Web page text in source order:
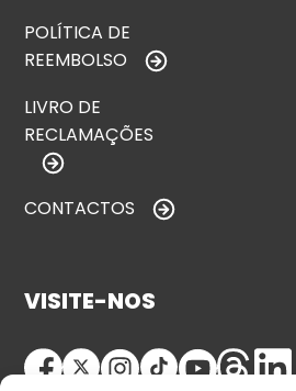
POLÍTICA DE
REEMBOLSO
LIVRO DE
RECLAMAÇÕES
CONTACTOS
VISITE-NOS